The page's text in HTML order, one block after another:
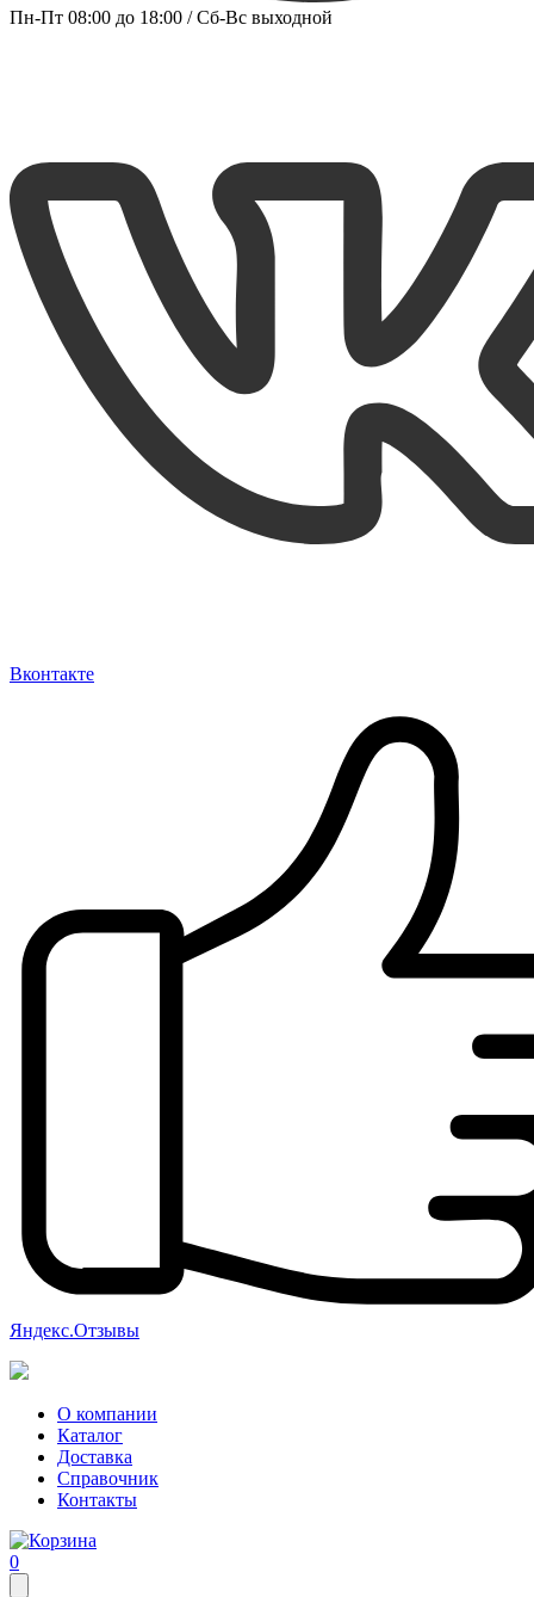
Пн-Пт 08:00 до 18:00 / Сб-Вс выходной
Вконтакте
Яндекс.Отзывы
О компании
Каталог
Доставка
Справочник
Контакты
0